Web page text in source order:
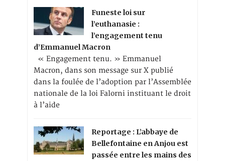
Funeste loi sur
l’euthanasie :
l’engagement tenu
d’Emmanuel Macron
« Engagement tenu. » Emmanuel
Macron, dans son message sur X publié
dans la foulée de l’adoption par l’Assemblée
nationale de la loi Falorni instituant le droit
à l’aide
Reportage : L’abbaye de
Bellefontaine en Anjou est
passée entre les mains des